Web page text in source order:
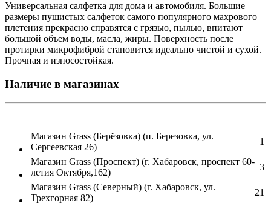
Универсальная салфетка для дома и автомобиля. Большие
размеры пушистых салфеток самого популярного махрового
плетения прекрасно справятся с грязью, пылью, впитают
большой объем воды, масла, жиры. Поверхность после
протирки микрофиброй становится идеально чистой и сухой.
Прочная и износостойкая.
Наличие в магазинах
Магазин Grass (Берёзовка) (п. Березовка, ул.
Сергеевская 26)
1
Магазин Grass (Проспект) (г. Хабаровск, проспект 60-
летия Октября,162)
3
Магазин Grass (Северный) (г. Хабаровск, ул.
Трехгорная 82)
21